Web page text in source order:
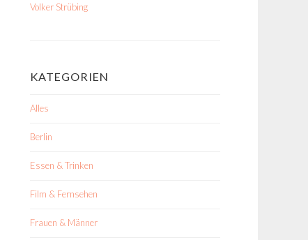
Volker Strübing
KATEGORIEN
Alles
Berlin
Essen & Trinken
Film & Fernsehen
Frauen & Männer